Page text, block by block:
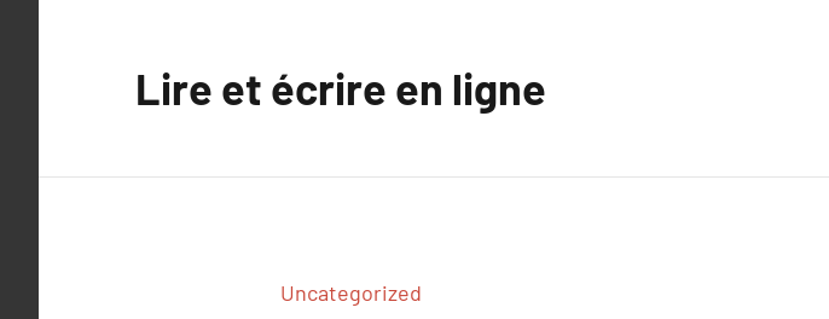
Lire et écrire en ligne
Uncategorized